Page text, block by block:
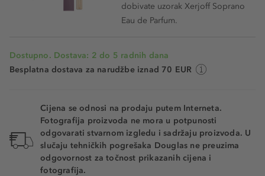
dobivate uzorak Xerjoff Soprano
Eau de Parfum.
Dostupno. Dostava: 2 do 5 radnih dana
Besplatna dostava za narudžbe iznad 70 EUR
Cijena se odnosi na prodaju putem Interneta.
Fotografija proizvoda ne mora u potpunosti
odgovarati stvarnom izgledu i sadržaju proizvoda. U
slučaju tehničkih pogrešaka Douglas ne preuzima
odgovornost za točnost prikazanih cijena i
fotografija.